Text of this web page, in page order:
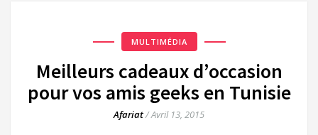
MULTIMÉDIA
Meilleurs cadeaux d’occasion
pour vos amis geeks en Tunisie
Afariat/Avril 13, 2015